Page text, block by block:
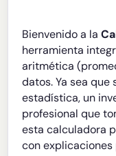
Bienvenido a la
herramienta
aritmética
datos. Ya sea
estadística, un
profesional que
esta calculadora
con explicaciones